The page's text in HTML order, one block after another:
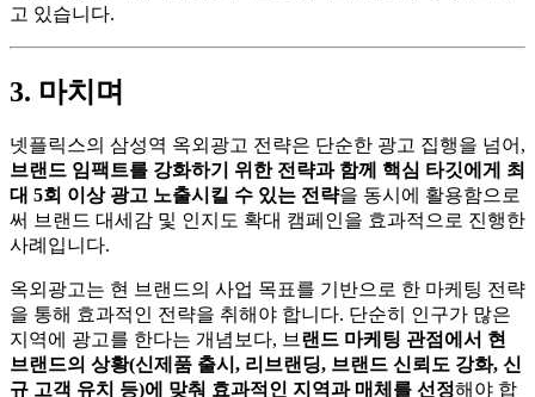
고 있습니다.
3. 마치며
넷플릭스의 삼성역 옥외광고 전략은 단순한 광고 집행을 넘어,
브랜드 임팩트를 강화하기 위한 전략과 함께 핵심 타깃에게 최
대 5회 이상 광고 노출시킬 수 있는 전략을 동시에 활용함으로
써 브랜드 대세감 및 인지도 확대 캠페인을 효과적으로 진행한
사례입니다.
옥외광고는 현 브랜드의 사업 목표를 기반으로 한 마케팅 전략
을 통해 효과적인 전략을 취해야 합니다. 단순히 인구가 많은
지역에 광고를 한다는 개념보다, 브랜드 마케팅 관점에서 현
브랜드의 상황(신제품 출시, 리브랜딩, 브랜드 신뢰도 강화, 신
규 고객 유치 등)에 맞춰 효과적인 지역과 매체를 선정해야 합